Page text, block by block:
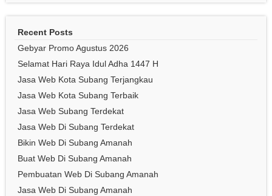
Recent Posts
Gebyar Promo Agustus 2026
Selamat Hari Raya Idul Adha 1447 H
Jasa Web Kota Subang Terjangkau
Jasa Web Kota Subang Terbaik
Jasa Web Subang Terdekat
Jasa Web Di Subang Terdekat
Bikin Web Di Subang Amanah
Buat Web Di Subang Amanah
Pembuatan Web Di Subang Amanah
Jasa Web Di Subang Amanah